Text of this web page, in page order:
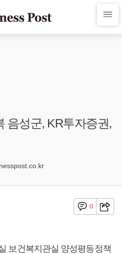
음성군, KR투자증권,
0
보건복지관실 양성평등정책